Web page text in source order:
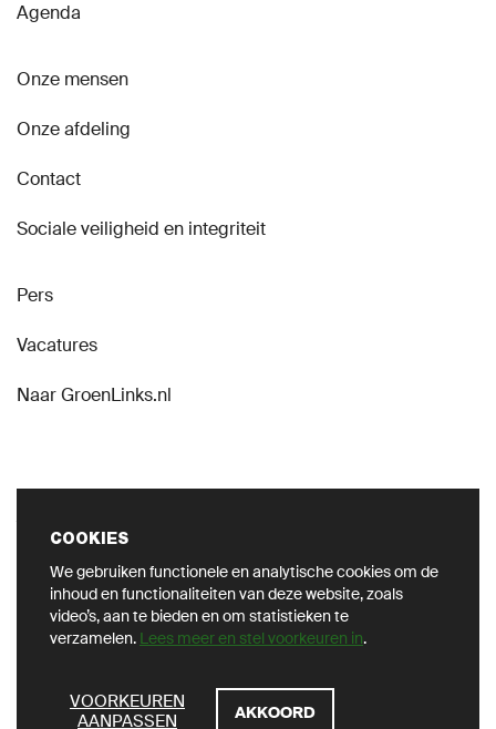
COOKIES
We gebruiken functionele en analytische cookies om de
inhoud en functionaliteiten van deze website, zoals
video’s, aan te bieden en om statistieken te
verzamelen. Lees meer en stel voorkeuren in.
VOORKEUREN
AANPASSEN
AKKOORD
Agenda
Onze mensen
Onze afdeling
Contact
Sociale veiligheid en integriteit
Pers
Vacatures
Naar GroenLinks.nl
VOLG ONS OP SOCIAL
Cookie instellingen
ZOEKEN